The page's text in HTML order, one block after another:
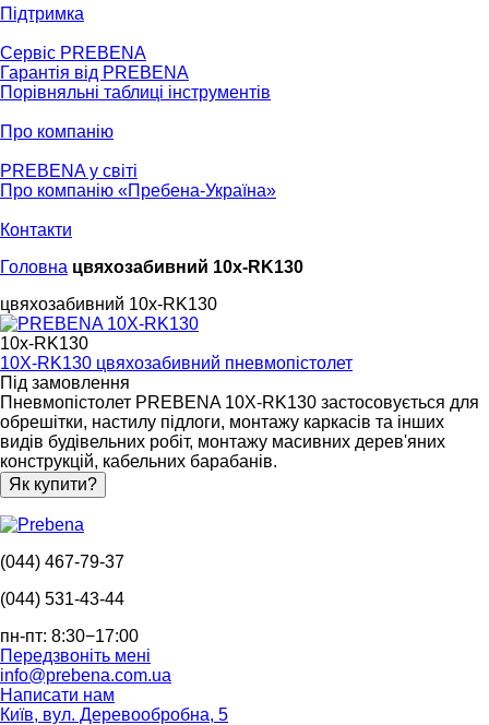
Підтримка
Сервіс PREBENA
Гарантія від PREBENA
Порівняльні таблиці інструментів
Про компанію
PREBENA у світі
Про компанію «Пребена-Україна»
Контакти
Головна цвяхозабивний 10x-RK130
цвяхозабивний 10x-RK130
10x-RK130
10X-RK130 цвяхозабивний пневмопістолет
Під замовлення
Пневмопістолет PREBENA 10X-RK130 застосовується для
обрешітки, настилу підлоги, монтажу каркасів та інших
видів будівельних робіт, монтажу масивних дерев'яних
конструкцій, кабельних барабанів.
Як купити?
(044) 467-79-37
(044) 531-43-44
пн-пт: 8:30−17:00
Передзвоніть мені
info@prebena.com.ua
Написати нам
Київ, вул. Деревообробна, 5